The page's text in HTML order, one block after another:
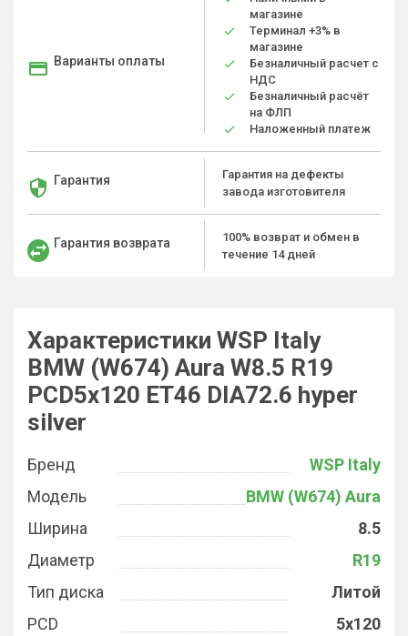
Варианты оплаты
магазине
Терминал +3% в
магазине
Безналичный расчет с
НДС
Безналичный расчёт
на ФЛП
Наложенный платеж
Гарантия
Гарантия на дефекты
завода изготовителя
Гарантия возврата
100% возврат и обмен в
течение 14 дней
Характеристики WSP Italy
BMW (W674) Aura W8.5 R19
PCD5x120 ET46 DIA72.6 hyper
silver
Бренд
WSP Italy
Модель
BMW (W674) Aura
Ширина
8.5
Диаметр
R19
Тип диска
Литой
PCD
5x120